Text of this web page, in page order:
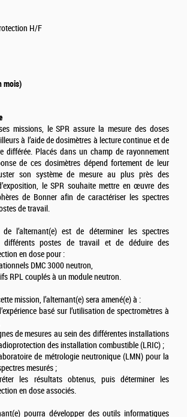
H/F
mois)
missions, le SPR assure la mesure des doses
à l’aide de dosimètres à lecture continue et de
différée. Placés dans un champ de rayonnement
de ces dosimètres dépend fortement de leur
son système de mesure au plus près des
le SPR souhaite mettre en œuvre des
de Bonner afin de caractériser les spectres
de travail.
de l’alternant(e) est de déterminer les spectres
différents postes de travail et de déduire des
en dose pour :
DMC 3000 neutron,
RPL couplés à un module neutron.
mission, l’alternant(e) sera amené(e) à :
basé sur l’utilisation de spectromètres à
de mesures au sein des différentes installations
des installation combustible (LRIC) ;
de métrologie neutronique (LMN) pour la
mesurés ;
les résultats obtenus, puis déterminer les
en dose associés.
pourra développer des outils informatiques